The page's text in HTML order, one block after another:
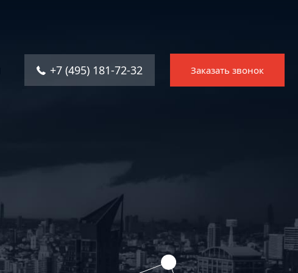
+7 (495) 181-72-32 Заказать звонок
Решения